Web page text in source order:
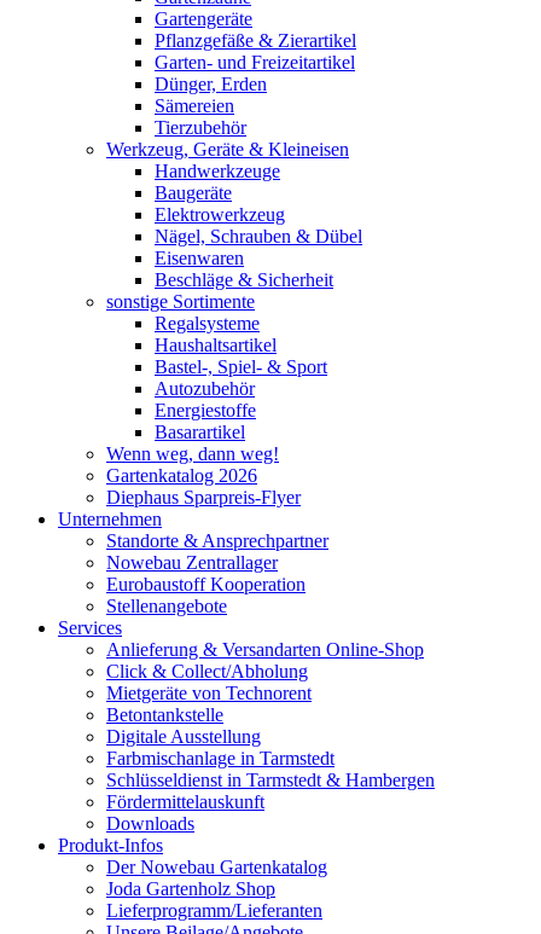
Gartengeräte
Pflanzgefäße & Zierartikel
Garten- und Freizeitartikel
Dünger, Erden
Sämereien
Tierzubehör
Werkzeug, Geräte & Kleineisen
Handwerkzeuge
Baugeräte
Elektrowerkzeug
Nägel, Schrauben & Dübel
Eisenwaren
Beschläge & Sicherheit
sonstige Sortimente
Regalsysteme
Haushaltsartikel
Bastel-, Spiel- & Sport
Autozubehör
Energiestoffe
Basarartikel
Wenn weg, dann weg!
Gartenkatalog 2026
Diephaus Sparpreis-Flyer
Unternehmen
Standorte & Ansprechpartner
Nowebau Zentrallager
Eurobaustoff Kooperation
Stellenangebote
Services
Anlieferung & Versandarten Online-Shop
Click & Collect/Abholung
Mietgeräte von Technorent
Betontankstelle
Digitale Ausstellung
Farbmischanlage in Tarmstedt
Schlüsseldienst in Tarmstedt & Hambergen
Fördermittelauskunft
Downloads
Produkt-Infos
Der Nowebau Gartenkatalog
Joda Gartenholz Shop
Lieferprogramm/Lieferanten